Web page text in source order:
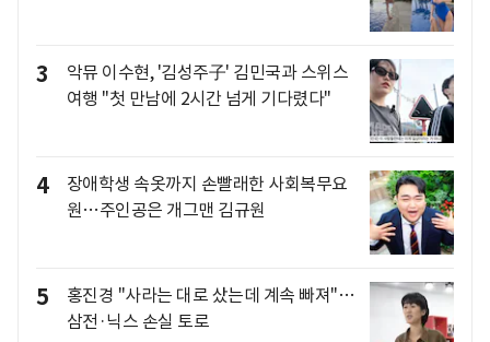
3
악뮤 이수현, '김성주子' 김민국과 스위스
여행 "첫 만남에 2시간 넘게 기다렸다"
4
장애학생 속옷까지 손빨래한 사회복무요
원…주인공은 개그맨 김규원
5
홍진경 "사라는 대로 샀는데 계속 빠져"…
삼전·닉스 손실 토로